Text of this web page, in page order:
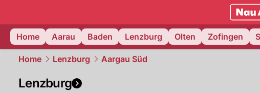
mittelland.NAU.ch
Home
Aarau Baden Lenzburg Olten Zofingen
Home Lenzburg Aargau Süd
Lenzburg